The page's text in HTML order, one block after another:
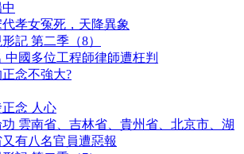
孝女冤死，天降異象
記 第二季（8）
中國多位工程師律師遭枉判
念不強大?
念 人心
雲南省、吉林省、貴州省、北京市、湖
有八名官員遭惡報